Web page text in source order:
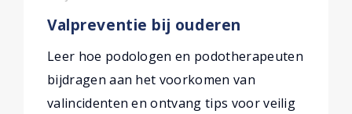
Valpreventie bij ouderen
Leer hoe podologen en podotherapeuten
bijdragen aan het voorkomen van
valincidenten en ontvang tips voor veilig